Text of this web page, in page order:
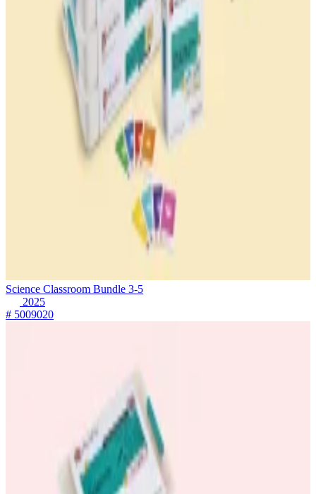
Science Classroom Bundle 3-5
2025
# 5009020